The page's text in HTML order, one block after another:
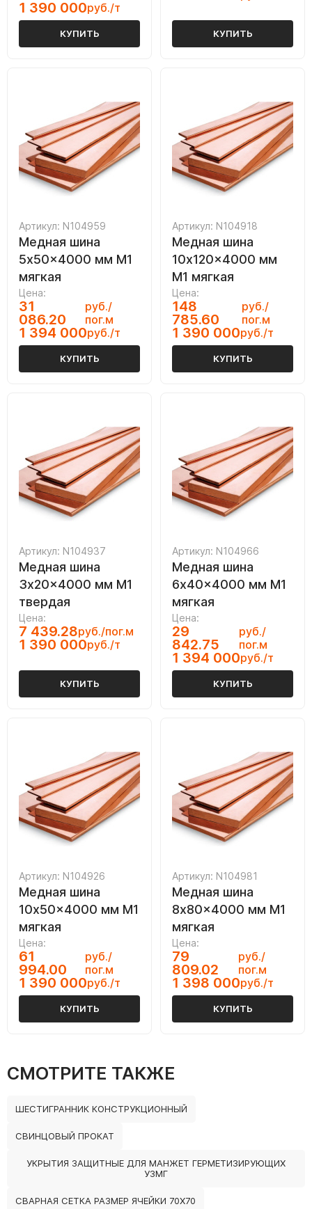
1 390 000руб./т
КУПИТЬ КУПИТЬ
Артикул: N104959
Медная шина
5x50x4000 мм М1
мягкая
Цена:
31
086.20
руб./
пог.м
1 394 000руб./т
КУПИТЬ
Артикул: N104918
Медная шина
10x120x4000 мм
М1 мягкая
Цена:
148
785.60
руб./
пог.м
1 390 000руб./т
КУПИТЬ
Артикул: N104937
Медная шина
3x20x4000 мм М1
твердая
Цена:
7 439.28руб./пог.м
1 390 000руб./т
КУПИТЬ
Артикул: N104966
Медная шина
6x40x4000 мм М1
мягкая
Цена:
29
842.75
руб./
пог.м
1 394 000руб./т
КУПИТЬ
Артикул: N104926
Медная шина
10x50x4000 мм М1
мягкая
Цена:
61
994.00
руб./
пог.м
1 390 000руб./т
КУПИТЬ
Артикул: N104981
Медная шина
8x80x4000 мм М1
мягкая
Цена:
79
809.02
руб./
пог.м
1 398 000руб./т
КУПИТЬ
СМОТРИТЕ ТАКЖЕ
ШЕСТИГРАННИК КОНСТРУКЦИОННЫЙ
СВИНЦОВЫЙ ПРОКАТ
УКРЫТИЯ ЗАЩИТНЫЕ ДЛЯ МАНЖЕТ ГЕРМЕТИЗИРУЮЩИХ
УЗМГ
СВАРНАЯ СЕТКА РАЗМЕР ЯЧЕЙКИ 70Х70